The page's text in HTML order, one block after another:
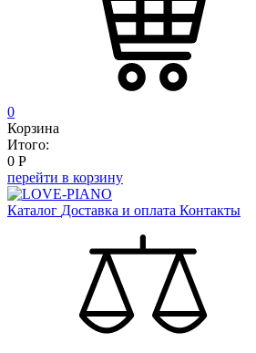
0
Корзина
Итого:
0 Р
перейти в корзину
Каталог Доставка и оплата Контакты